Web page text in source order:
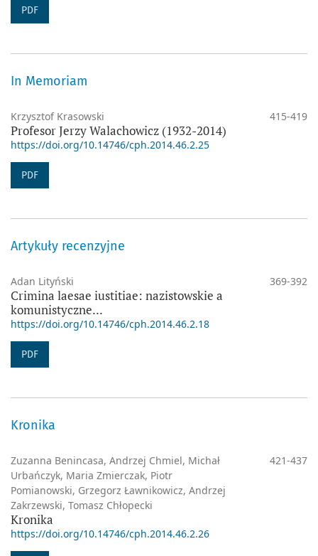
PDF
In Memoriam
Krzysztof Krasowski 415-419
Profesor Jerzy Walachowicz (1932-2014)
https://doi.org/10.14746/cph.2014.46.2.25
PDF
Artykuły recenzyjne
Adan Lityński 369-392
Crimina laesae iustitiae: nazistowskie a
komunistyczne...
https://doi.org/10.14746/cph.2014.46.2.18
PDF
Kronika
Zuzanna Benincasa, Andrzej Chmiel, Michał
Urbańczyk, Maria Zmierczak, Piotr
Pomianowski, Grzegorz Ławnikowicz, Andrzej
Zakrzewski, Tomasz Chłopecki
421-437
Kronika
https://doi.org/10.14746/cph.2014.46.2.26